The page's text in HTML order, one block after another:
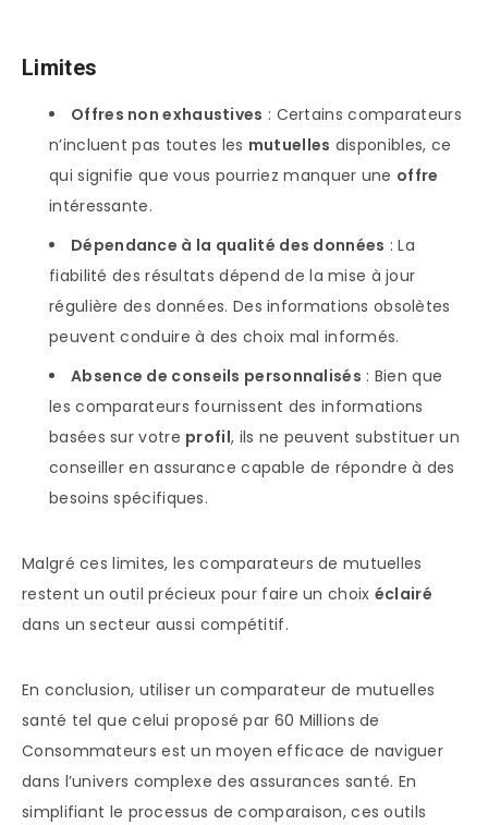
Limites
Offres non exhaustives : Certains comparateurs
n’incluent pas toutes les mutuelles disponibles, ce
qui signifie que vous pourriez manquer une offre
intéressante.
Dépendance à la qualité des données : La
fiabilité des résultats dépend de la mise à jour
régulière des données. Des informations obsolètes
peuvent conduire à des choix mal informés.
Absence de conseils personnalisés : Bien que
les comparateurs fournissent des informations
basées sur votre profil, ils ne peuvent substituer un
conseiller en assurance capable de répondre à des
besoins spécifiques.
Malgré ces limites, les comparateurs de mutuelles
restent un outil précieux pour faire un choix éclairé
dans un secteur aussi compétitif.
En conclusion, utiliser un comparateur de mutuelles
santé tel que celui proposé par 60 Millions de
Consommateurs est un moyen efficace de naviguer
dans l’univers complexe des assurances santé. En
simplifiant le processus de comparaison, ces outils